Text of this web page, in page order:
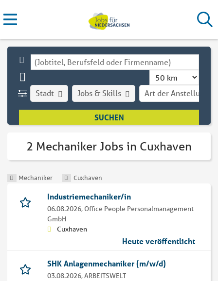
Stadt Art der Anstellung
Jobs & Skills
2 Mechaniker Jobs in Cuxhaven
Mechaniker Cuxhaven
Industriemechaniker/in
06.08.2026, Office People Personalmanagement
GmbH
Cuxhaven
Heute veröffentlicht
SHK Anlagenmechaniker (m/w/d)
03.08.2026,ARBEITSWELT